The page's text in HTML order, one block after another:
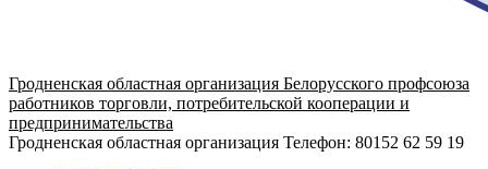
Гродненская областная организация Белорусского профсоюза
работников торговли, потребительской кооперации и
предпринимательства
Гродненская областная организация Телефон: 80152 62 59 19